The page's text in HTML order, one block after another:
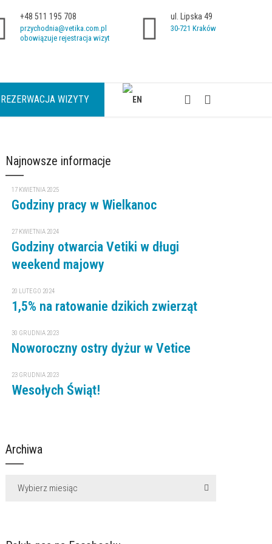
+48 511 195 708
przychodnia@vetika.com.pl
obowiązuje rejestracja wizyt
ul. Lipska 49
30-721 Kraków
REZERWACJA WIZYTY
Najnowsze informacje
17 KWIETNIA 2025
Godziny pracy w Wielkanoc
27 KWIETNIA 2024
Godziny otwarcia Vetiki w długi
weekend majowy
20 LUTEGO 2024
1,5% na ratowanie dzikich zwierząt
30 GRUDNIA 2023
Noworoczny ostry dyżur w Vetice
23 GRUDNIA 2023
Wesołych Świąt!
Archiwa
Wybierz miesiąc